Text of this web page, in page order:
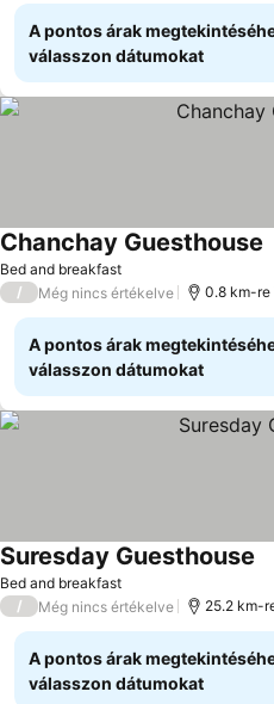
A pontos árak
válasszon dátumokat
Bed and breakfast
Chanchay Guesthouse
/ Még nincs értékelve 0.8 km-re
A pontos árak
válasszon dátumokat
Bed and breakfast
Suresday Guesthouse
/ Még nincs értékelve 25.2 km-
A pontos árak
válasszon dátumokat